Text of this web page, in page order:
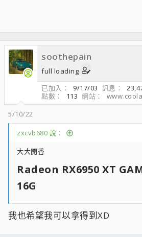
soothepain
full loading
已加入
9/17/03 訊息
點數
113 網站
5/10/22
zxcvb680 說：
大大開香
Radeon RX6950 XT
16G​
我也希望我可以拿得到XD